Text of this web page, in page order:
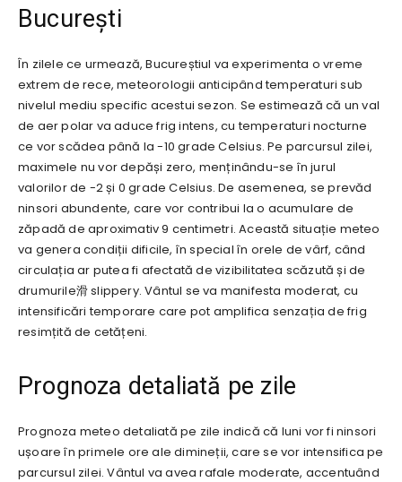
București
În zilele ce urmează, Bucureștiul va experimenta o vreme
extrem de rece, meteorologii anticipând temperaturi sub
nivelul mediu specific acestui sezon. Se estimează că un val
de aer polar va aduce frig intens, cu temperaturi nocturne
ce vor scădea până la -10 grade Celsius. Pe parcursul zilei,
maximele nu vor depăși zero, menținându-se în jurul
valorilor de -2 și 0 grade Celsius. De asemenea, se prevăd
ninsori abundente, care vor contribui la o acumulare de
zăpadă de aproximativ 9 centimetri. Această situație meteo
va genera condiții dificile, în special în orele de vârf, când
circulația ar putea fi afectată de vizibilitatea scăzută și de
drumurile滑 slippery. Vântul se va manifesta moderat, cu
intensificări temporare care pot amplifica senzația de frig
resimțită de cetățeni.
Prognoza detaliată pe zile
Prognoza meteo detaliată pe zile indică că luni vor fi ninsori
ușoare în primele ore ale dimineții, care se vor intensifica pe
parcursul zilei. Vântul va avea rafale moderate, accentuând